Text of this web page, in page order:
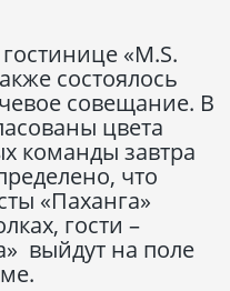
«M.S.
состоялось
совещание. В
цвета
команды завтра
что
«Паханга»
гости –
выйдут на поле